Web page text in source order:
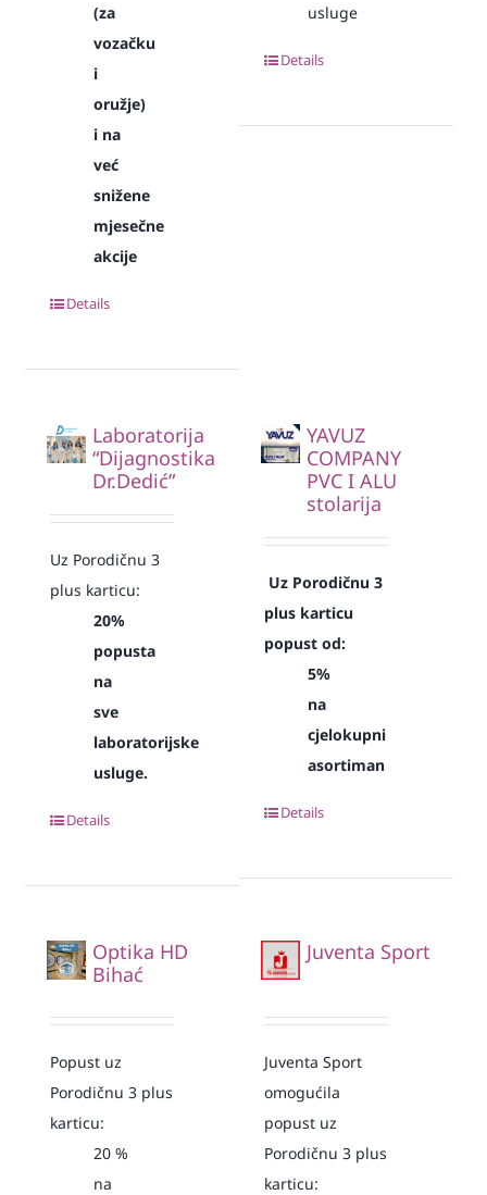
(za
vozačku
i
oružje)
i na
već
snižene
mjesečne
akcije
Details
usluge
Details
Laboratorija
“Dijagnostika
Dr.Dedić”
Uz Porodičnu 3
plus karticu:
20%
popusta
na
sve
laboratorijske
usluge.
Details
YAVUZ
COMPANY
PVC I ALU
stolarija
Uz Porodičnu 3
plus karticu
popust od:
5%
na
cjelokupni
asortiman
Details
Optika HD
Bihać
Popust uz
Porodičnu 3 plus
karticu:
20 %
na
Juventa Sport
Juventa Sport
omogućila
popust uz
Porodičnu 3 plus
karticu: